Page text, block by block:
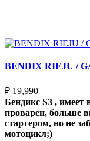
BENDIX RIEJU /
₽ 19,990
Бендикс S3 ,
проварен, больше
стартером, но не
мотоцикл;)